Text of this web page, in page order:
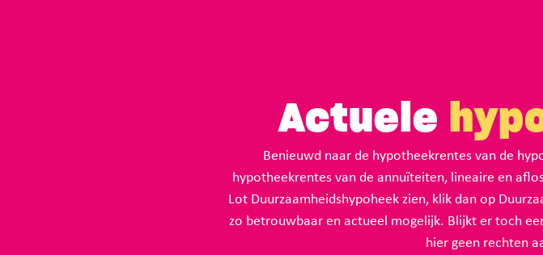
Actuele
Benieuwd naar de hypotheekrentes van de
hypotheekrentes van de annuïteiten, lineaire en
Lot Duurzaamheidshypoheek zien, klik dan op
zo betrouwbaar en actueel mogelijk. Blijkt er toch
hier geen rechten